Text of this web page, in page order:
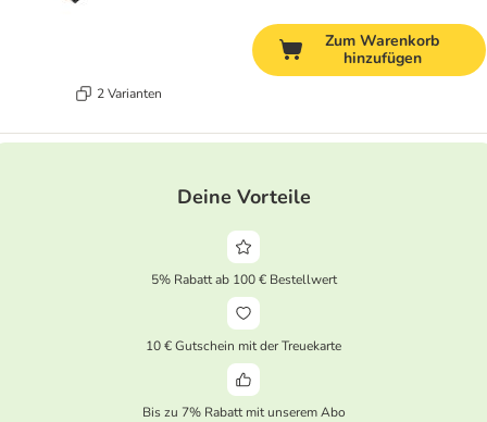
2 Varianten
Zum Warenkorb
hinzufügen
Deine Vorteile
5% Rabatt ab 100 € Bestellwert
10 € Gutschein mit der Treuekarte
Bis zu 7% Rabatt mit unserem Abo